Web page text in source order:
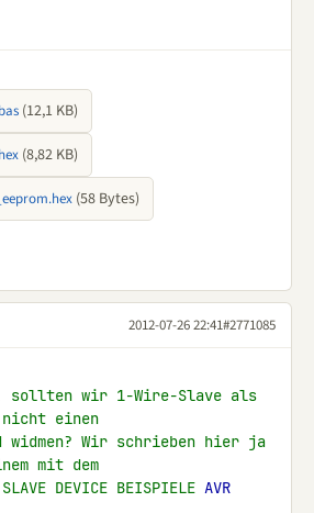
(12,1 KB)
(8,82 KB)
(58 Bytes)
2012-07-26 22:41#2771085
sollten wir 1-Wire-Slave als
nicht einen
widmen? Wir schrieben hier ja
mit dem
DEVICE BEISPIELE AVR